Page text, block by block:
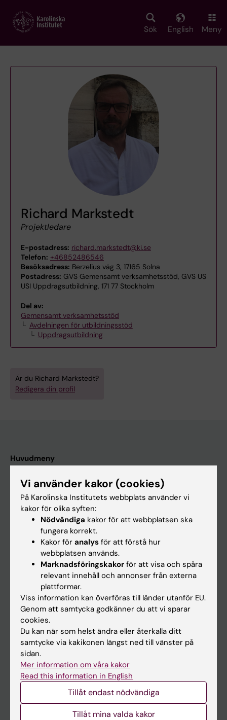
main
Sök English Meny
Richard Markstedt
Projektledare
E-postadress: richard.markstedt@ki.se
Telefon: +46852486546
Besöksadress: Berzelius väg 3, 17165 Solna
Postadress: GVS Gemensamt verksamhetsstöd, GVS US
USI Uppdragsutbildning, 171 77 Stockholm
Del av:
Gemensamt verksamhetsstöd
Avdelningen för utbildningsstöd
Uppdragsutbildning
Är du Richard Markstedt?
Redigera din profil
Huvudmeny
Forskarutbildning
Forskning
Kalender
Student
Ladok
Canvas
Schema
Studentmejlen
Kurs- och programwebbar
Vi använder kakor (cookies)
På Karolinska Institutets webbplats använder vi
kakor för olika syften:
Nödvändiga kakor för att webbplatsen ska
fungera korrekt.
Kakor för analys för att förstå hur
webbplatsen används.
Marknadsföringskakor för att visa och spåra
relevant innehåll och annonser från externa
plattformar.
Viss information kan överföras till länder utanför EU.
Genom att samtycka godkänner du att vi sparar
cookies.
Du kan när som helst ändra eller återkalla ditt
samtycke via kakikonen längst ned till vänster på
sidan.
Mer information om våra kakor
Read this information in English
Tillåt endast nödvändiga
Tillåt mina valda kakor